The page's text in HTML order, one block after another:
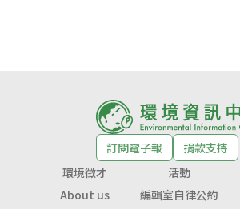
訂閱電子報
捐款支持
環境徵才
活動
About us
編輯室自律公約